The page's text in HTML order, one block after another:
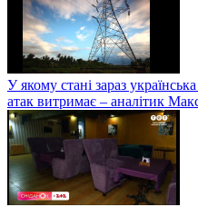
У якому стані зараз
атак витримає – аналітик